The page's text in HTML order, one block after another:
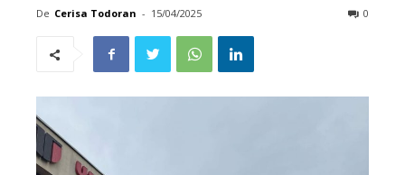
De Cerisa Todoran - 15/04/2025 0